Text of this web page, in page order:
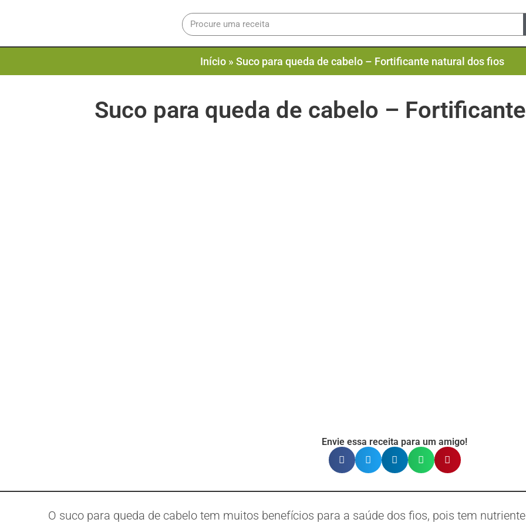
Início » Suco para queda de cabelo – Fortificante natural dos fios
Suco para queda de cabelo –
Envie essa receita para um amigo!
O suco para queda de cabelo tem muitos benefícios para a saúde dos fios, pois tem